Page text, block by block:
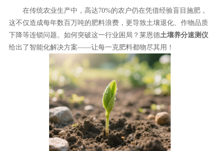
在传统农业生产中，高达70%的农户仍在凭借经验盲目施肥，
这不仅造成每年数百万吨的肥料浪费，更导致土壤退化、作物品质
下降等连锁问题。如何突破这一行业困局？莱恩德土壤养分速测仪
给出了智能化解决方案——让每一克肥料都物尽其用！